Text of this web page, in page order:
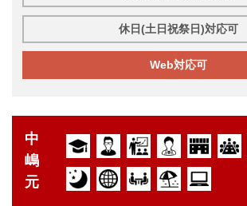
休日(土日祝祭日)対応可
Web対応可
中
嶋
元